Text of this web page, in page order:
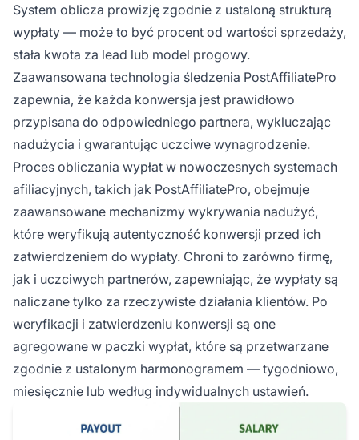
System oblicza prowizję zgodnie z ustaloną strukturą
wypłaty — może to być procent od wartości sprzedaży,
stała kwota za lead lub model progowy.
Zaawansowana technologia śledzenia PostAffiliatePro
zapewnia, że każda konwersja jest prawidłowo
przypisana do odpowiedniego partnera, wykluczając
nadużycia i gwarantując uczciwe wynagrodzenie.
Proces obliczania wypłat w nowoczesnych systemach
afiliacyjnych, takich jak PostAffiliatePro, obejmuje
zaawansowane mechanizmy wykrywania nadużyć,
które weryfikują autentyczność konwersji przed ich
zatwierdzeniem do wypłaty. Chroni to zarówno firmę,
jak i uczciwych partnerów, zapewniając, że wypłaty są
naliczane tylko za rzeczywiste działania klientów. Po
weryfikacji i zatwierdzeniu konwersji są one
agregowane w paczki wypłat, które są przetwarzane
zgodnie z ustalonym harmonogramem — tygodniowo,
miesięcznie lub według indywidualnych ustawień.